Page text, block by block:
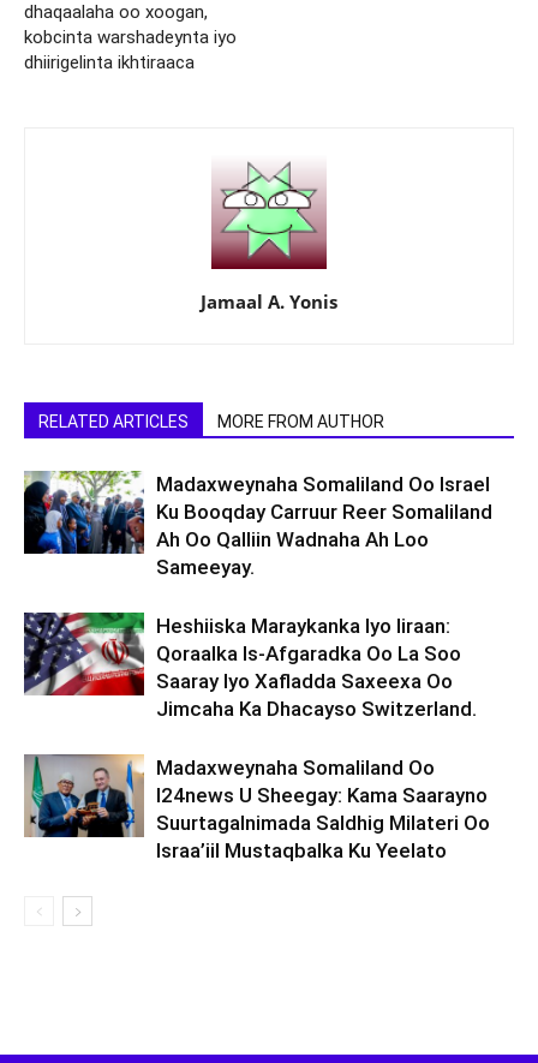
dhaqaalaha oo xoogan,
kobcinta warshadeynta iyo
dhiirigelinta ikhtiraaca
Jamaal A. Yonis
RELATED ARTICLES MORE FROM AUTHOR
Madaxweynaha Somaliland Oo Israel
Ku Booqday Carruur Reer Somaliland
Ah Oo Qalliin Wadnaha Ah Loo
Sameeyay.
Heshiiska Maraykanka Iyo Iiraan:
Qoraalka Is-Afgaradka Oo La Soo
Saaray Iyo Xafladda Saxeexa Oo
Jimcaha Ka Dhacayso Switzerland.
Madaxweynaha Somaliland Oo
I24news U Sheegay: Kama Saarayno
Suurtagalnimada Saldhig Milateri Oo
Israa’iil Mustaqbalka Ku Yeelato